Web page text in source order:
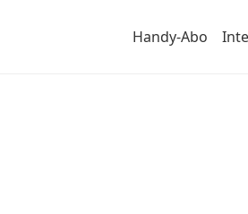
Handy-Abo